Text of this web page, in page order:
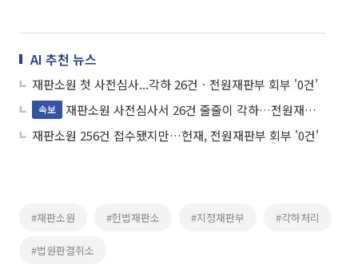
AI 추천 뉴스
재판소원 첫 사전심사...각하 26건ㆍ전원재판부 회부 '0건'
속보
재판소원 사전심사서 26건 줄줄이 각하…전원재판부 회부 '0건'
재판소원 256건 접수됐지만…헌재, 전원재판부 회부 '0건'
#재판소원 #헌법재판소 #지정재판부 #각하처리
#법원판결취소